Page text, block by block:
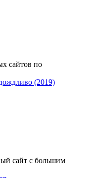
сайтов по
(2019)
сайт с большим